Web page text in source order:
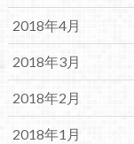
2018年4月
2018年3月
2018年2月
2018年1月